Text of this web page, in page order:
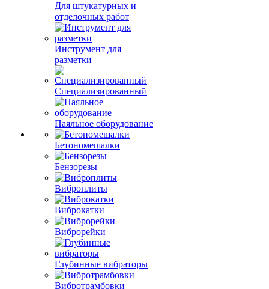
Для штукатурных и
отделочных работ
Инструмент для
разметки
Специализированный
Паяльное оборудование
Бетономешалки
Бензорезы
Виброплиты
Виброкатки
Виброрейки
Глубинные вибраторы
Вибротрамбовки